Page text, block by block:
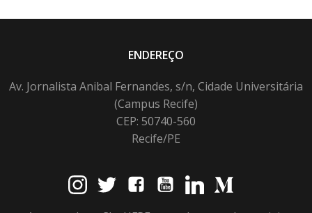
ENDEREÇO
Av. Jornalista Anibal Fernandes, s/n, Cidade Universitária
(Campus Recife)
CEP: 50740-560
Recife/PE